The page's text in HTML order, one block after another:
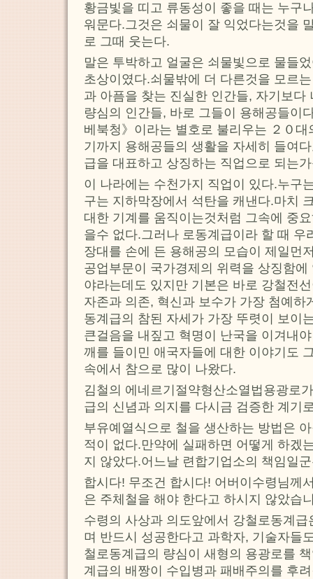
황금빛을 띠고 류동성이 좋을 때는 누구
워문다.그것은 쇠물이 잘 익었다는것을
로 그때 웃는다.
말은 투박하고 얼굴은 쇠물빛으로 물들
초상이였다.쇠물밖에 더 다른것을 모르
과 아픔을 찾는 진실한 인간들, 자기보다
량심의 인간들, 바로 그들이 용해공들이
베북청》이라는 별호로 불리우는 ２０
기까지 용해공들의 생활을 자세히 들여
급을 대표하고 상징하는 직업으로 되는
이 나라에는 수천가지 직업이 있다.누구
구는 지하막장에서 석탄을 캐낸다.마치
대한 기계를 움직이는것처럼 그속에 중
을수 없다.그러나 로동계급이라 할 때 우
장대를 손에 든 용해공의 모습이 제일먼
공업부문이 국가경제의 위력을 상징함
야라는데도 있지만 기본은 바로 강철전
자존과 의존, 혁신과 보수가 가장 첨예하
동계급의 참된 자세가 가장 뚜렷이 보이
큰걸음을 내짚고 혁명이 난국을 이겨내
깨를 들이민 애국자들에 대한 이야기도
속에서 참으로 많이 나왔다.
김철의 에네르기절약형산소열법용광로
급의 신념과 의지를 다시금 검증한 계기
부유예열식으로 철을 생산하는 방법은
적이 없다.만약에 실패하면 어떻게 하겠
지 않았다.어느날 련합기업소의 책임일
합시다! 무조건 합시다! 어버이수령님께
은 주체철을 해야 한다고 하시지 않았습
수령의 사상과 의도앞에서 강철로동계
며 반드시 성공한다고 과학자, 기술자들
철로동계급의 량심이 새형의 용광로를
계급의 배짱이 수입병과 패배주의를 후